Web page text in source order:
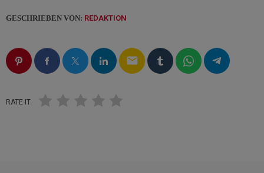
GESCHRIEBEN VON: REDAKTION
email
RATE IT